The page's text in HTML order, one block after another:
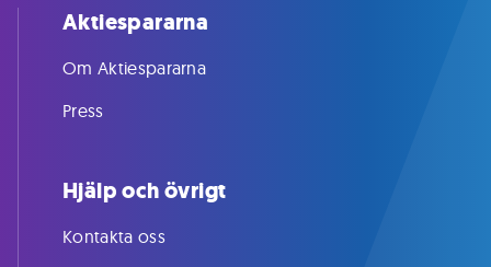
Aktiespararna
Om Aktiespararna
Press
Hjälp och övrigt
Kontakta oss